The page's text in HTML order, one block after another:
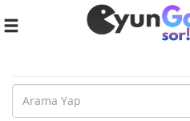
Toggle